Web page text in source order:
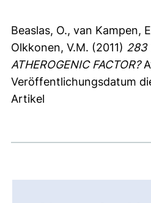
Beaslas, O., van Kampen,
Olkkonen, V.M. (2011) 283
ATHEROGENIC FACTOR?
Veröffentlichungsdatum
Artikel